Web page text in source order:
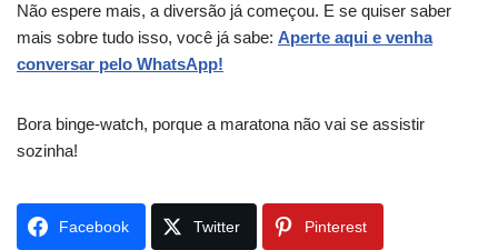
Não espere mais, a diversão já começou. E se quiser saber
mais sobre tudo isso, você já sabe: Aperte aqui e venha
conversar pelo WhatsApp!
Bora binge-watch, porque a maratona não vai se assistir
sozinha!
Facebook Twitter Pinterest